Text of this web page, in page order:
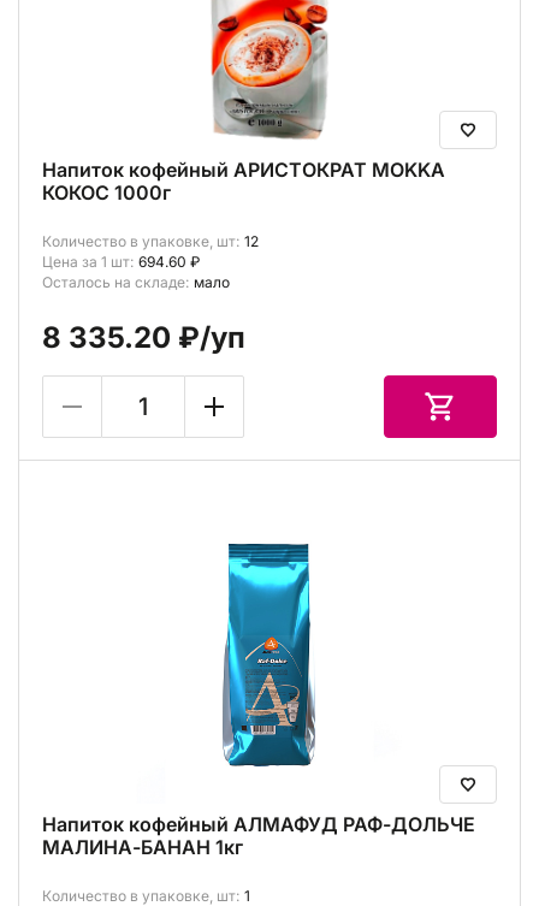
Напиток кофейный АРИСТОКРАТ MОKKA
КОКОС 1000г
Количество в упаковке, шт: 12
Цена за 1 шт: 694.60 ₽
Осталось на складе: мало
8 335.20 ₽/уп
Напиток кофейный АЛМАФУД РАФ-ДОЛЬЧЕ
МАЛИНА-БАНАН 1кг
Количество в упаковке, шт: 1